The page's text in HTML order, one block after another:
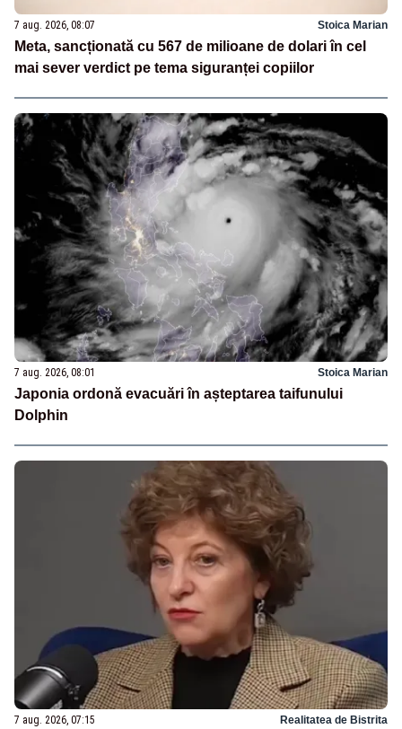
7 aug. 2026, 08:07 Stoica Marian
Meta, sancționată cu 567 de milioane de dolari în cel
mai sever verdict pe tema siguranței copiilor
7 aug. 2026, 08:01 Stoica Marian
Japonia ordonă evacuări în așteptarea taifunului
Dolphin
7 aug. 2026, 07:15 Realitatea de Bistrita